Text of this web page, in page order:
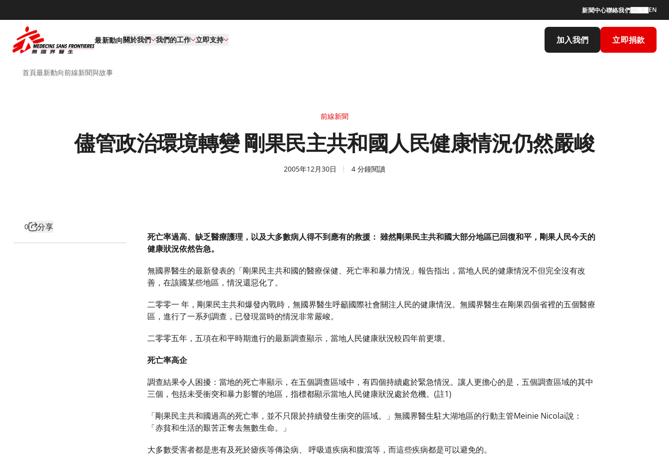
新聞中心聯絡我們 EN
最新動向關於我們 我們的工作​ 立即支持 加入我們 立即捐款
首頁最新動向前線新聞與故事
前線新聞
儘管政治環境轉變 剛果民主共和國人民健康情況仍然嚴峻
2005年12月30日 4 分鐘閱讀
0
分享
死亡率過高、缺乏醫療護理，以及大多數病人得不到應有的救援： 雖然剛果民主共和國大部分地區已回復和平，剛果人民今天的
健康狀況依然告急。
無國界醫生的最新發表的「剛果民主共和國的醫療保健、死亡率和暴力情況」報告指出，當地人民的健康情況不但完全沒有改
善，在該國某些地區，情況還惡化了。
二零零一 年，剛果民主共和爆發內戰時，無國界醫生呼籲國際社會關注人民的健康情況。無國界醫生在剛果四個省裡的五個醫療
區，進行了一系列調查，已發現當時的情況非常嚴峻。
二零零五年，五項在和平時期進行的最新調查顯示，當地人民健康狀況較四年前更壞。
死亡率高企
調查結果令人困擾：當地的死亡率顯示，在五個調查區域中，有四個持續處於緊急情況。讓人更擔心的是，五個調查區域的其中
三個，包括未受衝突和暴力影響的地區，指標都顯示當地人民健康狀況處於危機。(註1)
「剛果民主共和國過高的死亡率，並不只限於持續發生衝突的區域。」無國界醫生駐大湖地區的行動主管Meinie Nicolai說：
「赤貧和生活的艱苦正奪去無數生命。」
大多數受害者都是患有及死於瘧疾等傳染病、 呼吸道疾病和腹瀉等，而這些疾病都是可以避免的。